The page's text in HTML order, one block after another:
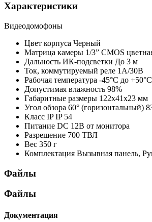
Характеристики
Видеодомофоны
Цвет корпуса Черный
Матрица камеры 1/3” CMOS
Дальность ИК-подсветки До 3 м
Ток, коммутируемый реле 1А/30В
Рабочая температура -45°С до +50°С
Допустимая влажность 98%
Габаритные размеры 122х41х23 мм
Угол обзора 60° (горизонтальный)
Класс IP IP 54
Питание DC 12В от монитора
Разрешение 700 ТВЛ
Вес 350 г
Комплектация Вызывная панель,
Файлы
Файлы
Документация